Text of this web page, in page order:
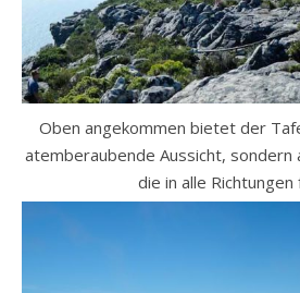
Oben angekommen bietet der
atemberaubende Aussicht, sondern
die in alle Richtungen